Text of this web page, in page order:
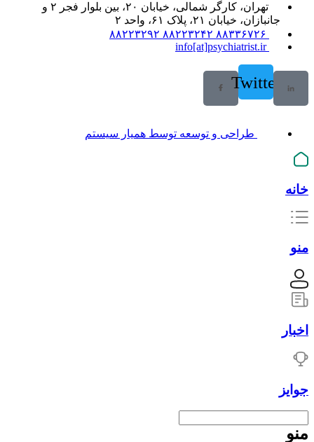
تهران، کارگر شمالی، خیابان ۲۰، بین بلوار فجر ۲ و
جانبازان، خیابان ۲۱، پلاک ۶۱، واحد ۲
۸۸۳۳۶۷۲۶ ۸۸۲۲۳۲۴۲ ۸۸۲۲۳۲۹۲
info[at]psychiatrist.ir
Twitter
طراحی و توسعه توسط همیار سیستم
خانه
منو
اخبار
جوایز
منو